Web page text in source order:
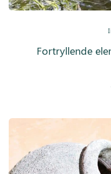
Fortryllende